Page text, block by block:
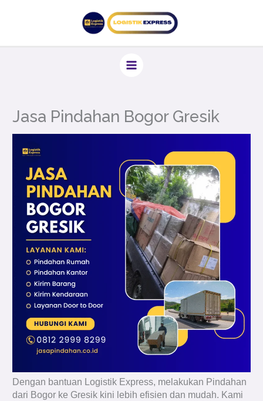
Jasa Pindahan Bogor Gresik
Dengan bantuan Logistik Express, melakukan Pindahan
dari Bogor ke Gresik kini lebih efisien dan mudah. Kami